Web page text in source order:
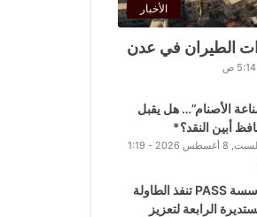
الأخبار
الطيران في عدن
الأصنام”… هل يقبل
أبين النقد؟*
السبت, 8 أغسطس 2026 - 1:19
مؤسسة PASS تنفذ الطاولة
الرابعة لتعزيز